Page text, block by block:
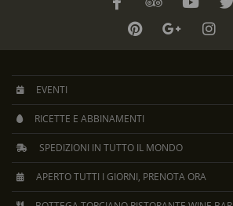
EVENTI
RICETTE E ABBINAMENTI
SPEDIZIONI IN TUTTO IL MONDO
APERTO TUTTI I GIORNI, PRENOTA ORA